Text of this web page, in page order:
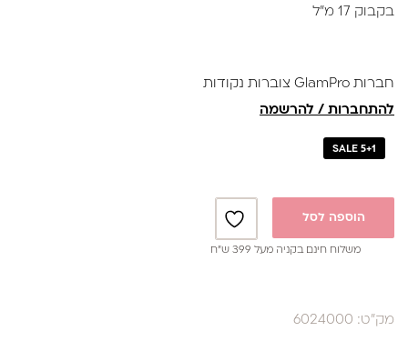
בקבוק 17 מ"ל
חברות GlamPro צוברות נקודות
להתחברות / להרשמה
SALE 5+1
הוספה לסל
משלוח חינם בקניה מעל 399 ש”ח
מק"ט: 6024000